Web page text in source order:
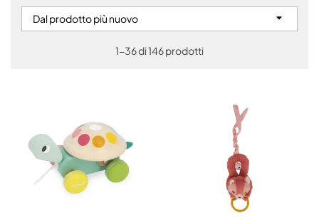
Dal prodotto più nuovo 
1-36 di 146 prodotti